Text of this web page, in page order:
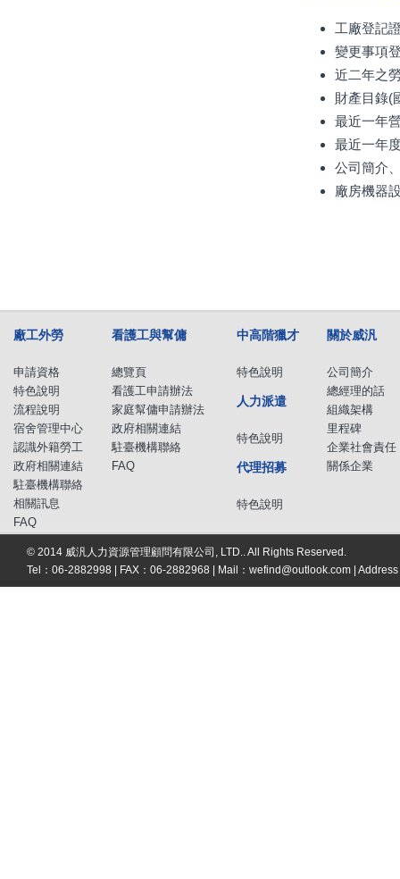
工廠登記
變更事項
近二年之
財產目錄(
最近一年
最近一年
公司簡介
廠房機器
廠工外勞
申請資格
特色說明
流程說明
宿舍管理中心
認識外籍勞工
政府相關連結
駐臺機構聯絡
相關訊息
FAQ
看護工與幫傭
總覽頁
看護工申請辦法
家庭幫傭申請辦法
政府相關連結
駐臺機構聯絡
FAQ
中高階獵才
特色說明
人力派遣
特色說明
代理招募
特色說明
關於威汎
公司簡介
總經理的話
組織架構
里程碑
企業社會責任
關係企業
© 2014 威汎人力資源管理顧問有限公司, LTD.. All Rights Reserved.
Tel：06-2882998 | FAX：06-2882968 | Mail： wefind@outlook.com |